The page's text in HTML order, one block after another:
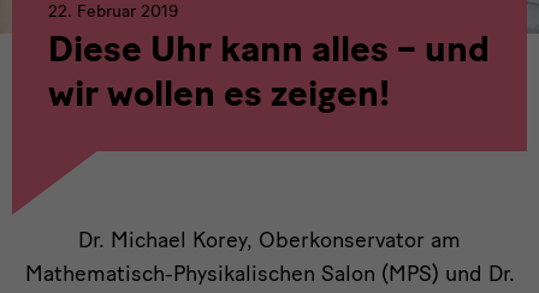
22. Februar 2019
Diese Uhr kann alles – und
wir wollen es zeigen!
intro
Dr. Michael Korey, Oberkonservator am
Mathematisch-Physikalischen Salon (MPS) und Dr.